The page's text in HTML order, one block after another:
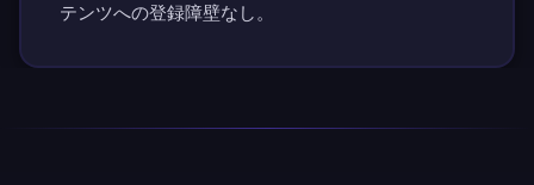
テンツへの登録障壁なし。